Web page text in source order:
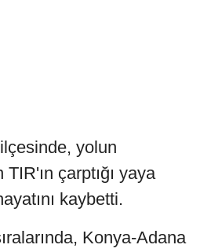
yolun
çarptığı yaya
kaybetti.
Konya-Adana